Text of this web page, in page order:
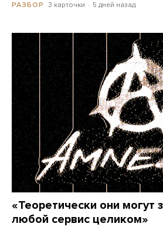
РАЗБОР 3 карточки 5 дней назад
«Теоретически они могут
любой сервис целиком»